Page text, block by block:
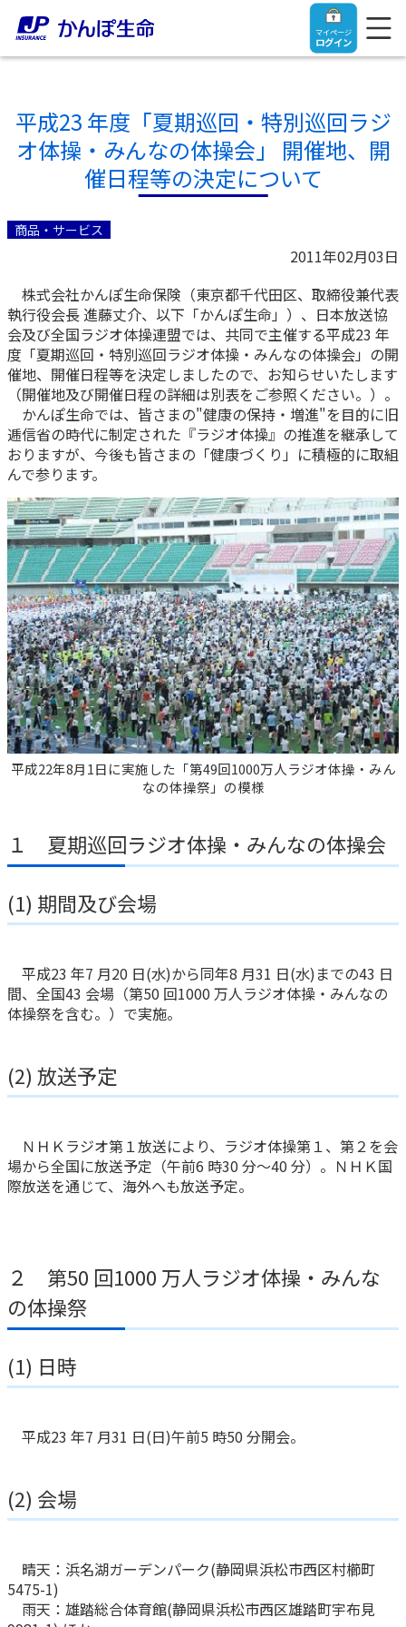
マイページ
ログイン
トップ
ご契約者さま
マイページログイン
入院保険金・手術保険金のご請求
お手続き一覧
きっかけ・できごとから探す
マイページでできること
新規登録
ログイン
お客さまに関する情報等の確認の取り組み
各種サービス・お知らせ
かんぽプラチナライフサービス
保険用語集
保険をご検討中のお客さま
終身保険
養老保険
定期保険
学資保険
長寿支援保険
お見積りシミュレーション
資料請求
保険の探し方のポイント
保険かんたん診断
これからのライフイベントでかかる費用とは？
ご契約手続きの流れ
保険料のお払込方法
保険用語集
お問い合わせ
法人のお客さま
【まずはご相談ください】企業経営でお悩みの方はこ
ちら
法人のお客さま向け商品一覧
目的から探す
お役立ち情報
かんぽ生命の団体取扱い
法人向け資料請求
お問い合わせ先
お役立ち情報
かんぽのLifeサポートナビ
保険
医療
お金
子育て
ライフプラン
健康情報
ラジオ体操・みんなの体操
ラジオ体操ポータルサイト
かんぽ生命について
ご挨拶
経営理念・経営戦略
会社概要
財務情報
株主・投資家のみなさまへ
日本郵政グループとしての取り組み
採用情報
かんぽブランド
お客さまの声／お客さまサービス向上の取組み
お問い合わせ
サステナビリティ
株主・投資家のみなさまへ
採用情報
English
平成23 年度「夏期巡回・特別巡回ラジ
オ体操・みんなの体操会」 開催地、開
催日程等の決定について
商品・サービス
2011年02月03日
株式会社かんぽ生命保険（東京都千代田区、取締役兼代表
執行役会長 進藤丈介、以下「かんぽ生命」）、日本放送協
会及び全国ラジオ体操連盟では、共同で主催する平成23 年
度「夏期巡回・特別巡回ラジオ体操・みんなの体操会」の開
催地、開催日程等を決定しましたので、お知らせいたします
（開催地及び開催日程の詳細は別表をご参照ください。）。
かんぽ生命では、皆さまの"健康の保持・増進"を目的に旧
逓信省の時代に制定された『ラジオ体操』の推進を継承して
おりますが、今後も皆さまの「健康づくり」に積極的に取組
んで参ります。
平成22年8月1日に実施した「第49回1000万人ラジオ体操・みん
なの体操祭」の模様
１ 夏期巡回ラジオ体操・みんなの体操会
(1) 期間及び会場
平成23 年7 月20 日(水)から同年8 月31 日(水)までの43 日
間、全国43 会場（第50 回1000 万人ラジオ体操・みんなの
体操祭を含む。）で実施。
(2) 放送予定
ＮＨＫラジオ第１放送により、ラジオ体操第１、第２を会
場から全国に放送予定（午前6 時30 分～40 分）。ＮＨＫ国
際放送を通じて、海外へも放送予定。
２ 第50 回1000 万人ラジオ体操・みんな
の体操祭
(1) 日時
平成23 年7 月31 日(日)午前5 時50 分開会。
(2) 会場
晴天：浜名湖ガーデンパーク(静岡県浜松市西区村櫛町
5475-1)
雨天：雄踏総合体育館(静岡県浜松市西区雄踏町宇布見